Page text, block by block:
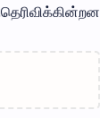
தெரிவிக்கின்றன.